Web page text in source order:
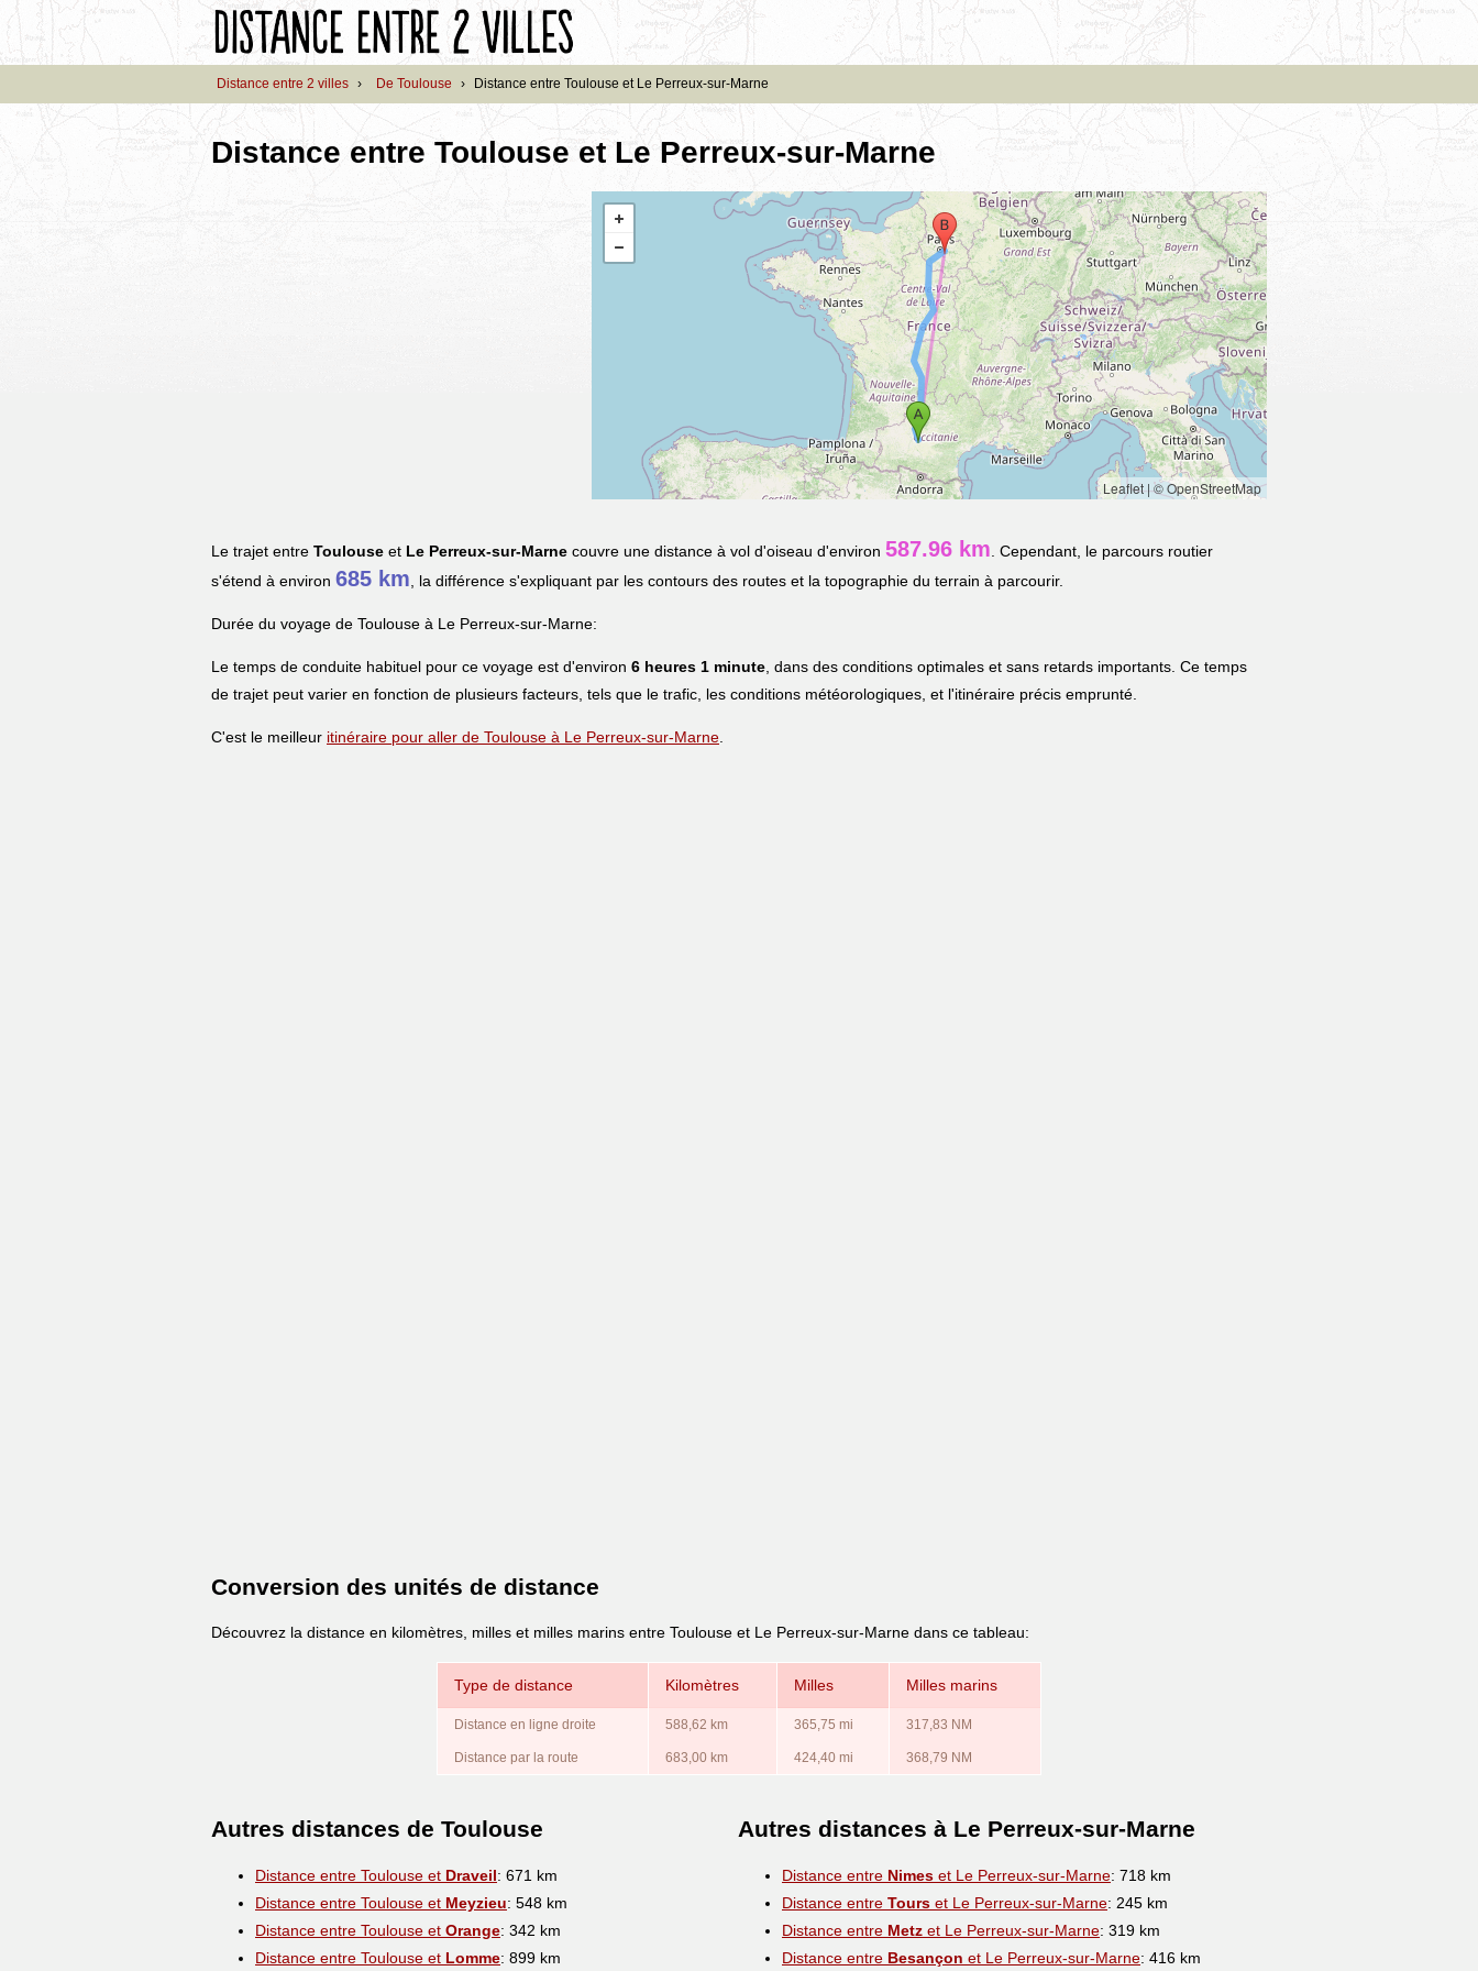
Distance entre 2 villes › De Toulouse › Distance entre Toulouse et Le Perreux-sur-Marne
Distance entre Toulouse et Le Perreux-sur-Marne
Leaflet|© OpenStreetMap
Le trajet entre Toulouse et Le Perreux-sur-Marne couvre une distance à vol d'oiseau d'environ 587.96 km . Cependant, le parcours routier
s'étend à environ 685 km , la différence s'expliquant par les contours des routes et la topographie du terrain à parcourir.
Durée du voyage de Toulouse à Le Perreux-sur-Marne:
Le temps de conduite habituel pour ce voyage est d'environ 6 heures 1 minute , dans des conditions optimales et sans retards importants. Ce temps
de trajet peut varier en fonction de plusieurs facteurs, tels que le trafic, les conditions météorologiques, et l'itinéraire précis emprunté.
C'est le meilleur itinéraire pour aller de Toulouse à Le Perreux-sur-Marne
Conversion des unités de distance
Découvrez la distance en kilomètres, milles et milles marins entre Toulouse et Le Perreux-sur-Marne dans ce tableau:
Type de distance Kilomètres Milles Milles marins
Distance en ligne droite 588,62 km 365,75 mi 317,83 NM
Distance par la route 683,00 km 424,40 mi 368,79 NM
Autres distances de Toulouse
Distance entre Toulouse et Draveil: 671 km
Distance entre Toulouse et Meyzieu: 548 km
Distance entre Toulouse et Orange: 342 km
Distance entre Toulouse et Lomme: 899 km
Autres distances à Le Perreux-sur-Marne
Distance entre Nimes et Le Perreux-sur-Marne: 718 km
Distance entre Tours et Le Perreux-sur-Marne: 245 km
Distance entre Metz et Le Perreux-sur-Marne: 319 km
Distance entre Besançon et Le Perreux-sur-Marne: 416 km